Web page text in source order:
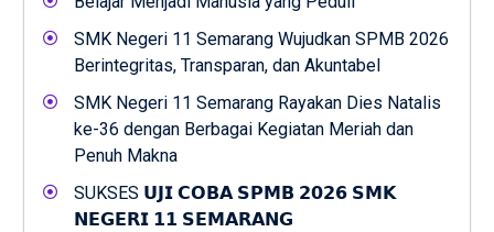
SMK Negeri 11 Semarang Wujudkan SPMB 2026
Berintegritas, Transparan, dan Akuntabel
SMK Negeri 11 Semarang Rayakan Dies Natalis
ke-36 dengan Berbagai Kegiatan Meriah dan
Penuh Makna
SUKSES 𝗨𝗝𝗜 𝗖𝗢𝗕𝗔 𝗦𝗣𝗠𝗕 𝟮𝟬𝟮𝟲 𝗦𝗠𝗞
𝗡𝗘𝗚𝗘𝗥𝗜 𝟭𝟭 𝗦𝗘𝗠𝗔𝗥𝗔𝗡𝗚